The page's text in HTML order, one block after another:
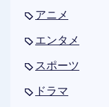
アニメ
エンタメ
スポーツ
ドラマ